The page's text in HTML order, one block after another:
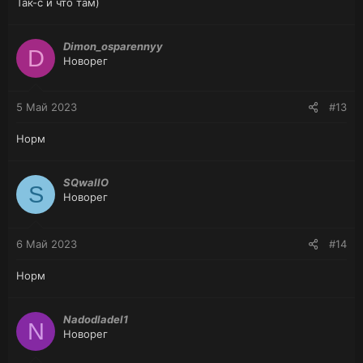
D
Dimon_osparennyy
Новорег
5 Май 2023 #13
Норм
S
SQwallO
Новорег
6 Май 2023 #14
Норм
N
Nadodladel1
Новорег